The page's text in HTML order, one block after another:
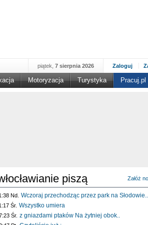
Zaloguj
piątek, 7 sierpnia 2026
Motoryzacja Turystyka Pracuj.pl
piszą Załóż
Nd. Wczoraj przechodząc przez park na Słodowie..
Śr. Wszystko umiera
Śr. z gniazdami ptaków Na żytniej obok..